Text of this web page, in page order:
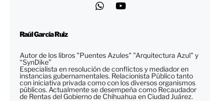
Raúl García Ruiz
Autor de los libros "Puentes Azules" "Arquitectura Azul" y
“SynDike”
Especialista en resolución de conflictos y mediador en
instancias gubernamentales. Relacionista Público tanto
con iniciativa privada como con los diversos organismos
públicos. Actualmente se desempeña como Recaudador
de Rentas del Gobierno de Chihuahua en Ciudad Juárez.